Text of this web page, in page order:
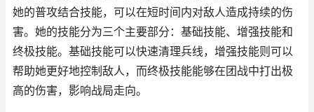
她的普攻结合技能，可以在短时间内对敌人造成持续的伤
害。她的技能分为三个主要部分：基础技能、增强技能和
终极技能。基础技能可以快速清理兵线，增强技能则可以
帮助她更好地控制敌人，而终极技能能够在团战中打出极
高的伤害，影响战局走向。